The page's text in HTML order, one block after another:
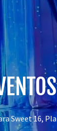
Sweet 16, Pla